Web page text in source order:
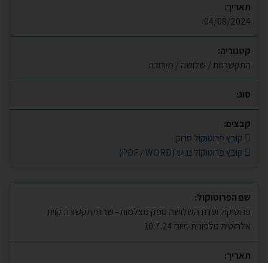
תאריך:
04/08/2024
קטגוריה:
התקשרויות / שלושה / מיוחדת
סוג:
קבצים:
קובץ פרוטוקול סרוק
קובץ פרוטוקול נגיש (PDF / WORD)
שם הפרוטוקול:
פרוטוקול ועדת השלושה ספק מצלמות - שרותי תקשורת קוית
אלחוטית טלפונית מיום 10.7.24
תאריך: